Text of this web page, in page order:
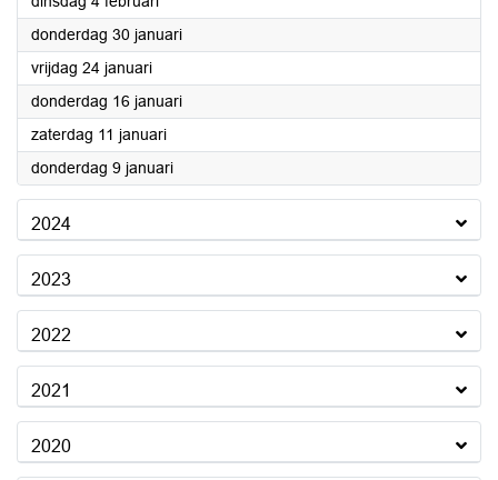
donderdag 30 januari2025
vrijdag 24 januari2025
donderdag 16 januari2025
zaterdag 11 januari2025
donderdag 9 januari2025
2024
2023
2022
2021
2020